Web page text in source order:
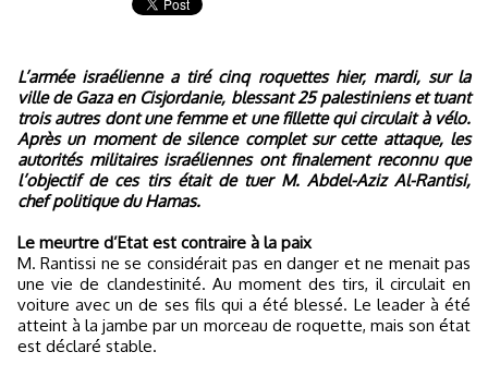
L’armée israélienne a tiré cinq roquettes hier, mardi, sur la
ville de Gaza en Cisjordanie, blessant 25 palestiniens et tuant
trois autres dont une femme et une fillette qui circulait à vélo.
Après un moment de silence complet sur cette attaque, les
autorités militaires israéliennes ont finalement reconnu que
l’objectif de ces tirs était de tuer M. Abdel-Aziz Al-Rantisi,
chef politique du Hamas.
Le meurtre d’Etat est contraire à la paix
M. Rantissi ne se considérait pas en danger et ne menait pas
une vie de clandestinité. Au moment des tirs, il circulait en
voiture avec un de ses fils qui a été blessé. Le leader à été
atteint à la jambe par un morceau de roquette, mais son état
est déclaré stable.